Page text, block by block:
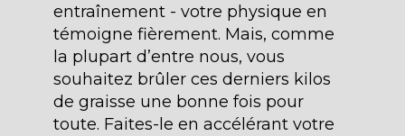
entraînement - votre physique en
témoigne fièrement. Mais, comme
la plupart d’entre nous, vous
souhaitez brûler ces derniers kilos
de graisse une bonne fois pour
toute. Faites-le en accélérant votre